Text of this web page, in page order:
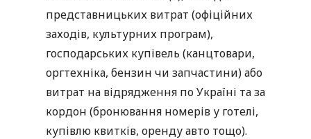
представницьких витрат (офіційних
заходів, культурних програм),
господарських купівель (канцтовари,
оргтехніка, бензин чи запчастини) або
витрат на відрядження по Україні та за
кордон (бронювання номерів у готелі,
купівлю квитків, оренду авто тощо).